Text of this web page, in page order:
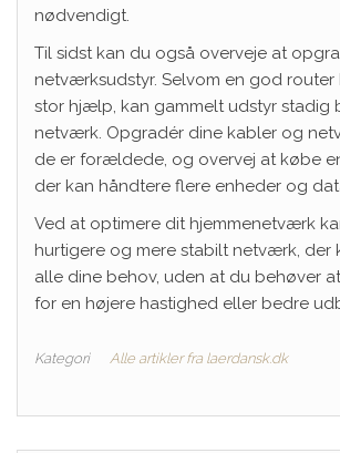
nødvendigt.
Til sidst kan du også overveje at
netværksudstyr. Selvom en god
stor hjælp, kan gammelt udstyr stadig
netværk. Opgradér dine kabler og
de er forældede, og overvej at købe
der kan håndtere flere enheder og
Ved at optimere dit hjemmenetværk
hurtigere og mere stabilt netværk, der
alle dine behov, uden at du behøver
for en højere hastighed eller bedre
Kategori Alle artikler fra laerdansk.dk